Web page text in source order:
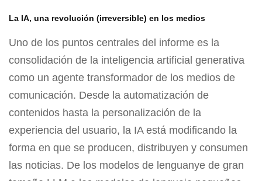
La IA, una revolución (irreversible) en los medios
Uno de los puntos centrales del informe es la
consolidación de la inteligencia artificial generativa
como un agente transformador de los medios de
comunicación. Desde la automatización de
contenidos hasta la personalización de la
experiencia del usuario, la IA está modificando la
forma en que se producen, distribuyen y consumen
las noticias. De los modelos de lenguanye de gran